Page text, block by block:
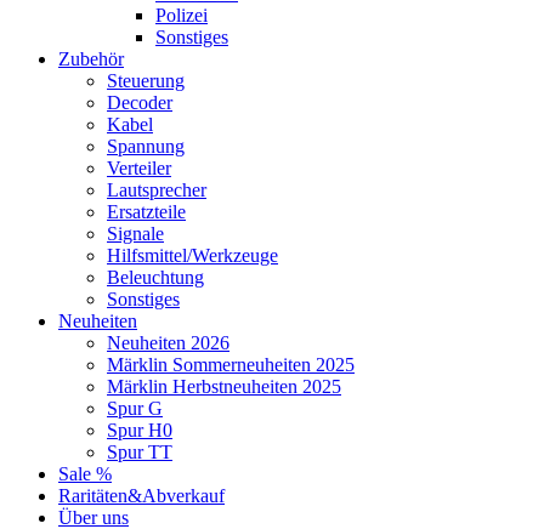
Polizei
Sonstiges
Zubehör
Steuerung
Decoder
Kabel
Spannung
Verteiler
Lautsprecher
Ersatzteile
Signale
Hilfsmittel/Werkzeuge
Beleuchtung
Sonstiges
Neuheiten
Neuheiten 2026
Märklin Sommerneuheiten 2025
Märklin Herbstneuheiten 2025
Spur G
Spur H0
Spur TT
Sale %
Raritäten&Abverkauf
Über uns